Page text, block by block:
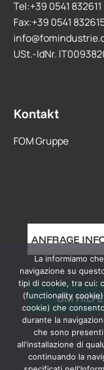
Tel:+39 0541 832611
Fax:+39 0541
USt.-IdNr.
Kontakt
FOM Gruppe
ANFRAGE
UM
La informiamo
navigazione su
tipi di cookie, tra cui:
(functionality
cookie) che
durante la
che sono
all'installazione di
continuando la